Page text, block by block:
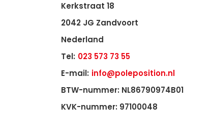
Kerkstraat 18
2042 JG Zandvoort
Nederland
Tel: 023 573 73 55
E-mail: info@poleposition.nl
BTW-nummer: NL86790974B01
KVK-nummer: 97100048